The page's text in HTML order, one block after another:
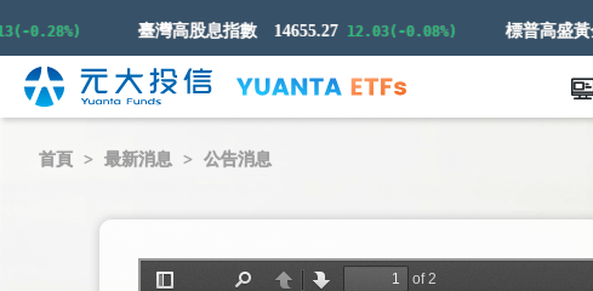
臺灣高股息指數 14655.27 12.03(-0.08%)
首頁 最新消息 公告消息